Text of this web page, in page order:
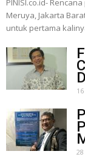
PINISI.co.id-
Meruya, Jakarta
untuk pertama